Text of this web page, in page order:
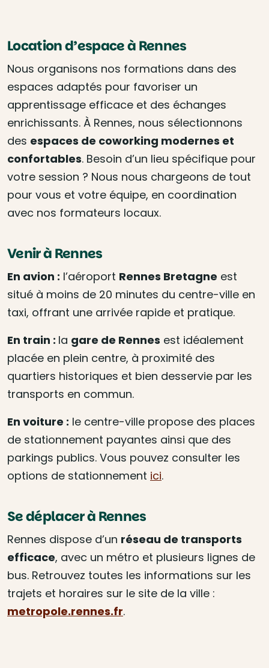
Location d’espace à Rennes
Nous organisons nos formations dans des
espaces adaptés pour favoriser un
apprentissage efficace et des échanges
enrichissants. À Rennes, nous sélectionnons
des espaces de coworking modernes et
confortables. Besoin d’un lieu spécifique pour
votre session ? Nous nous chargeons de tout
pour vous et votre équipe, en coordination
avec nos formateurs locaux.
Venir à Rennes
En avion : l’aéroport Rennes Bretagne est
situé à moins de 20 minutes du centre-ville en
taxi, offrant une arrivée rapide et pratique.
En train : la gare de Rennes est idéalement
placée en plein centre, à proximité des
quartiers historiques et bien desservie par les
transports en commun.
En voiture : le centre-ville propose des places
de stationnement payantes ainsi que des
parkings publics. Vous pouvez consulter les
options de stationnement ici.
Se déplacer à Rennes
Rennes dispose d’un réseau de transports
efficace, avec un métro et plusieurs lignes de
bus. Retrouvez toutes les informations sur les
trajets et horaires sur le site de la ville :
metropole.rennes.fr.